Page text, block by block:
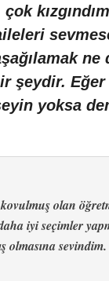
ne
şeydir. Eğer
yoksa
olan
iyi seçimler
olmasına